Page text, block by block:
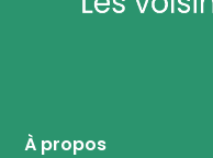
À propos